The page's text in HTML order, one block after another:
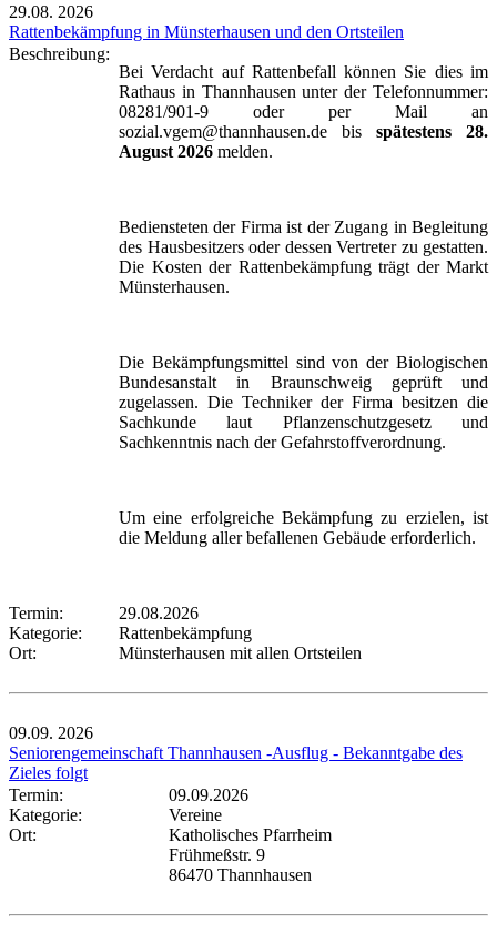
29.08. 2026
Rattenbekämpfung in Münsterhausen und den Ortsteilen
Beschreibung:
Bei Verdacht auf Rattenbefall können Sie dies im
Rathaus in Thannhausen unter der Telefonnummer:
08281/901-9 oder per Mail an
sozial.vgem@thannhausen.de bis spätestens 28.
August 2026 melden.
Bediensteten der Firma ist der Zugang in Begleitung
des Hausbesitzers oder dessen Vertreter zu gestatten.
Die Kosten der Rattenbekämpfung trägt der Markt
Münsterhausen.
Die Bekämpfungsmittel sind von der Biologischen
Bundesanstalt in Braunschweig geprüft und
zugelassen. Die Techniker der Firma besitzen die
Sachkunde laut Pflanzenschutzgesetz und
Sachkenntnis nach der Gefahrstoffverordnung.
Um eine erfolgreiche Bekämpfung zu erzielen, ist
die Meldung aller befallenen Gebäude erforderlich.
Termin:
29.08.2026
Kategorie:
Rattenbekämpfung
Ort:
Münsterhausen mit allen Ortsteilen
09.09. 2026
Seniorengemeinschaft Thannhausen -Ausflug - Bekanntgabe des
Zieles folgt
Termin:
09.09.2026
Kategorie:
Vereine
Ort:
Katholisches Pfarrheim
Frühmeßstr. 9
86470 Thannhausen